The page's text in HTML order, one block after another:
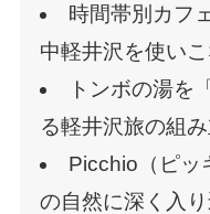
時間帯別カフ
中軽井沢を使い
トンボの湯を
る軽井沢旅の組
Picchio（ピッ
の自然に深く入